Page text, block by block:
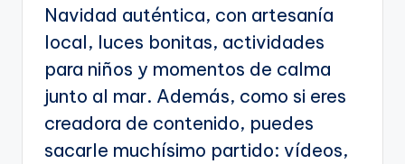
Navidad auténtica, con artesanía
local, luces bonitas, actividades
para niños y momentos de calma
junto al mar. Además, como si eres
creadora de contenido, puedes
sacarle muchísimo partido: vídeos,